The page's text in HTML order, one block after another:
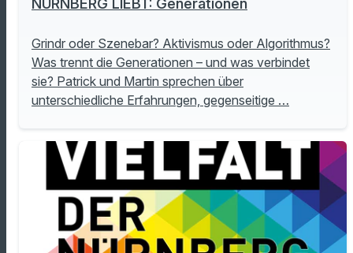
NÜRNBERG LIEBT: Generationen
Grindr oder Szenebar? Aktivismus oder Algorithmus?
Was trennt die Generationen – und was verbindet
sie? Patrick und Martin sprechen über
unterschiedliche Erfahrungen, gegenseitige …